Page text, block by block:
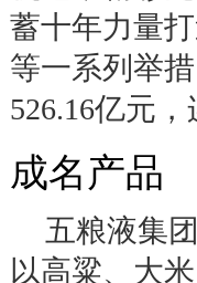
蓄十年力量
等一系列举
526.16亿元，
成名产品
五粮液集
以高粱、大米